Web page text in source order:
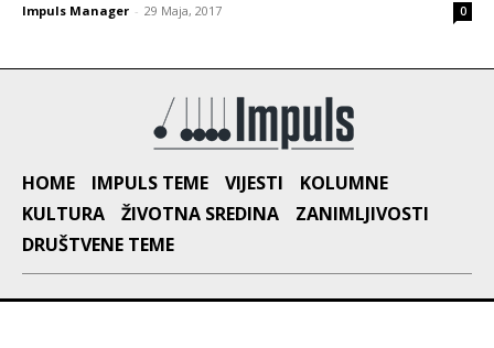
Impuls Manager - 29 Maja, 2017 0
HOME IMPULS TEME VIJESTI
KOLUMNE
KULTURA
ŽIVOTNA SREDINA
ZANIMLJIVOSTI
DRUŠTVENE TEME